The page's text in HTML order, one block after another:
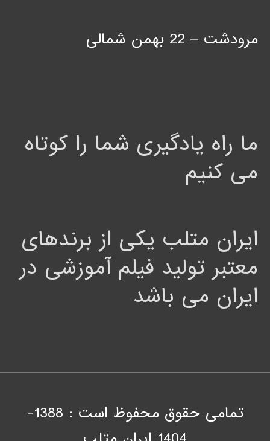
مرودشت – 22 بهمن شمالی
ما راه یادگیری شما را کوتاه
می کنیم
ایران متلب یکی از برندهای
معتبر تولید فیلم آموزشی در
ایران می باشد
تمامی حقوق محفوظ است : 1388-